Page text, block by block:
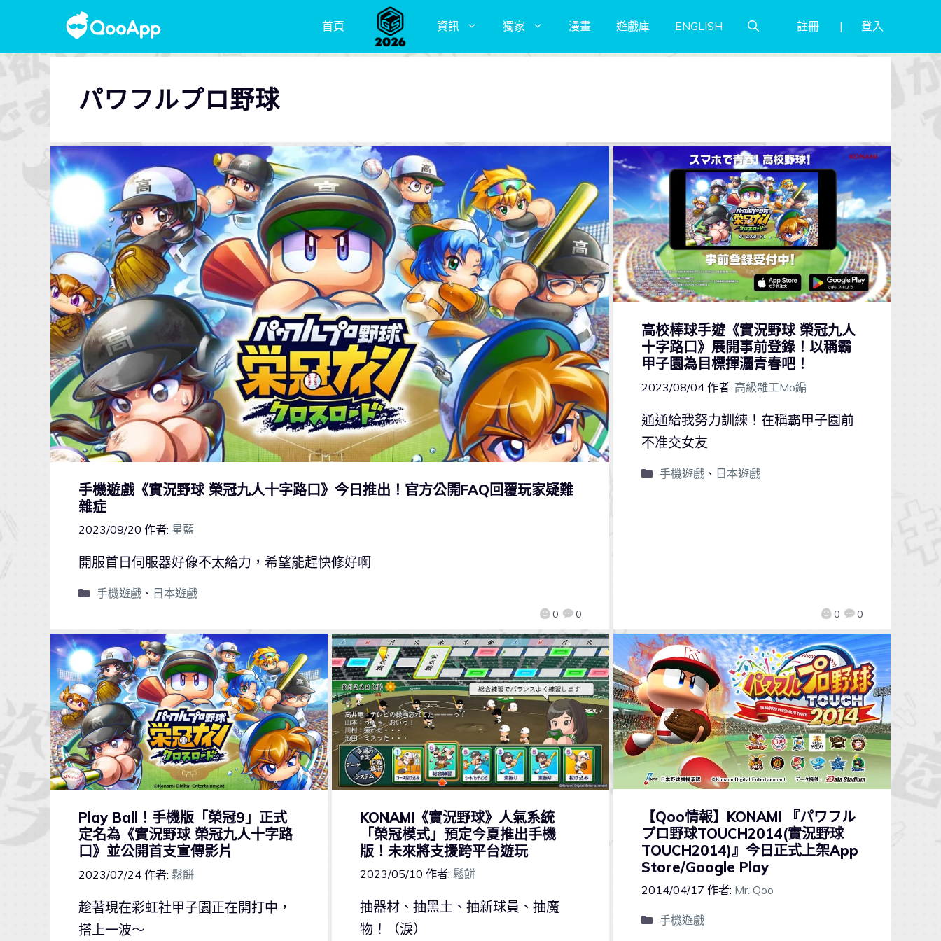
首頁 資訊 獨家 漫畫 遊戲庫 ENGLISH 註冊 登入
パワフルプロ野球
手機遊戲《實況野球 榮冠九人十字路口》今日推出！官方公開FAQ回覆玩家疑難
雜症
2023/09/20 作者: 星藍
0 0
開服首日伺服器好像不太給力，希望能趕快修好啊
手機遊戲、 日本遊戲
高校棒球手遊《實況野球 榮冠九人
十字路口》展開事前登錄！以稱霸
甲子園為目標揮灑青春吧！
2023/08/04 作者: 高級雜工Mo編
0 0
通通給我努力訓練！在稱霸甲子園前
不准交女友
手機遊戲、 日本遊戲
Play Ball！手機版「榮冠9」正式
定名為《實況野球 榮冠九人十字路
口》並公開首支宣傳影片
2023/07/24 作者: 鬆餅
趁著現在彩虹社甲子園正在開打中，
搭上一波～
KONAMI《實況野球》人氣系統
「榮冠模式」預定今夏推出手機
版！未來將支援跨平台遊玩
2023/05/10 作者: 鬆餅
抽器材、抽黑土、抽新球員、抽魔
物！（淚）
【Qoo情報】KONAMI 『パワフル
プロ野球TOUCH2014(實況野球
TOUCH2014)』今日正式上架App
Store/Google Play
2014/04/17 作者: Mr. Qoo
手機遊戲